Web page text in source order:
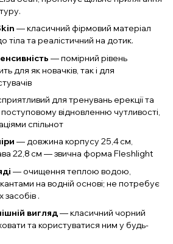
— класичний фірмовий матеріал
тіла та реалістичний на дотик.
— помірний рівень
для як новачків, так і для
для тренувань ерекції та
відновленню чутливості,
спільнот
— довжина корпусу 25,4 см,
22,8 см — звична форма Fleshlight
— очищення теплою водою,
на водній основі; не потребує
засобів .
вигляд— класичний чорний
та користуватися ним у будь-